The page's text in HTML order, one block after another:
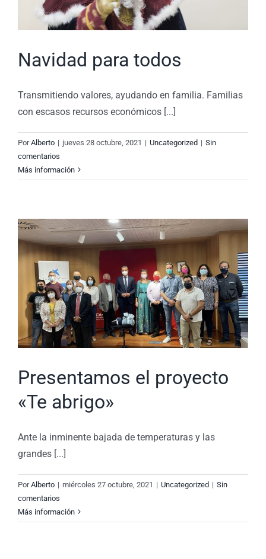
Navidad para todos
Transmitiendo valores, ayudando en familia. Familias
con escasos recursos económicos [...]
PorAlberto | jueves 28 octubre, 2021 | Uncategorized | Sin
comentarios
Más información
Presentamos el proyecto
«Te abrigo»
Ante la inminente bajada de temperaturas y las
grandes [...]
PorAlberto | miércoles 27 octubre, 2021 | Uncategorized | Sin
comentarios
Más información